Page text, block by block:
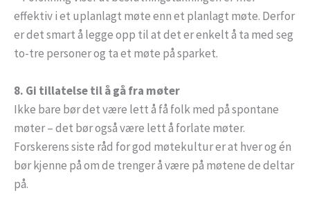
effektiv i et uplanlagt møte enn et planlagt møte. Derfor
er det smart å legge opp til at det er enkelt å ta med seg
to-tre personer og ta et møte på sparket.
8. Gi tillatelse til å gå fra møter
Ikke bare bør det være lett å få folk med på spontane
møter – det bør også være lett å forlate møter.
Forskerens siste råd for god møtekultur er at hver og én
bør kjenne på om de trenger å være på møtene de deltar
på.